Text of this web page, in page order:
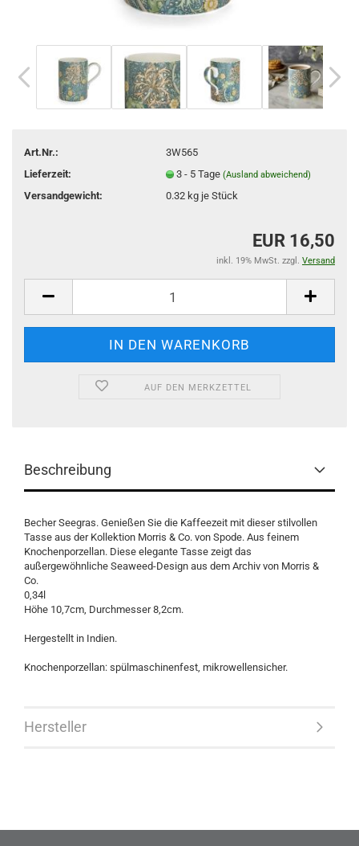
Art.Nr.:
3W565
Lieferzeit:
3 - 5 Tage (Ausland abweichend)
Versandgewicht: 0.32kg je Stück
EUR 16,50
inkl. 19% MwSt. zzgl. Versand
AUF DEN MERKZETTEL
Beschreibung
Becher Seegras. Genießen Sie die Kaffeezeit mit dieser stilvollen
Tasse aus der Kollektion Morris & Co. von Spode. Aus feinem
Knochenporzellan. Diese elegante Tasse zeigt das
außergewöhnliche Seaweed-Design aus dem Archiv von Morris &
Co.
0,34l
Höhe 10,7cm, Durchmesser 8,2cm.
Hergestellt in Indien.
Knochenporzellan: spülmaschinenfest, mikrowellensicher.
Hersteller